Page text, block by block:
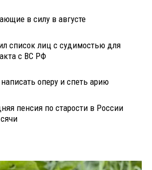
в силу в августе
список лиц с судимостью для
с ВС РФ
оперу и спеть арию
пенсия по старости в России